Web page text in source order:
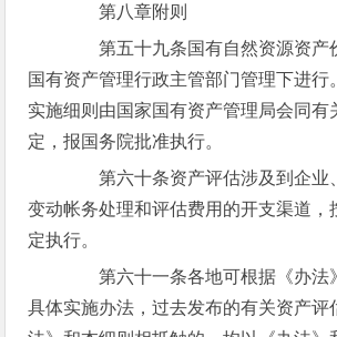
第八章附则
第五十九条国有自然资源资产
国有资产管理行政主管部门管理下进行
实施细则由国家国有资产管理局会同有
定，报国务院批准执行。
第六十条资产评估涉及到企业
变动帐务处理和评估费用的开支渠道，
定执行。
第六十一条各地可根据《办法
具体实施办法，过去发布的有关资产评